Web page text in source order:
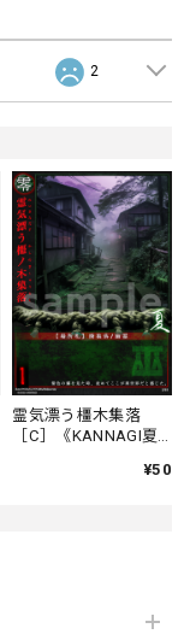
2
霊気漂う橿木集落
［C］《KANNAGI夏
¥50